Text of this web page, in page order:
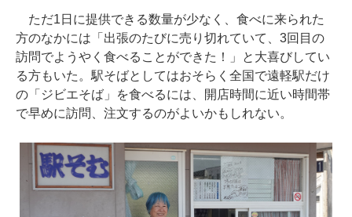
ただ1日に提供できる数量が少なく、食べに来られた
方のなかには「出張のたびに売り切れていて、3回目の
訪問でようやく食べることができた！」と大喜びしてい
る方もいた。駅そばとしてはおそらく全国で遠軽駅だけ
の「ジビエそば」を食べるには、開店時間に近い時間帯
で早めに訪問、注文するのがよいかもしれない。